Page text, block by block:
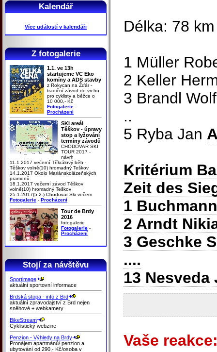
Kalendář
Více událostí v kalendáři
Z fotogalerie
1.1. ve 13h
startujeme VC Eko
komíny a ADS stavby
z Rokycan na Žďár -
tradiční závod do vrchu
pro cyklisty a běžce o
10 000,- Kč
Fotogalerie -
Procházení
SKI areál
Těškov - úpravy
stop a lyžování
termíny závodů
CHODOVAR SKI
TOUR 2017 -
návrh
11.1.2017 večerní Tříkrálový běh -
Těškov volně(10) hromadný Teškov
14.1.2017 Okolo Mariánskolázeňských
pramenů
18.1.2017 večerní závod Těškov
volně(10) hromadný Teškov
25.1.2017(5.2.) Chodovar Ski večern
Fotogalerie - Procházení
Tour de Brdy
2016
fotogalerie
Fotogalerie -
Procházení
Stojí za návštěvu
Sportimage
aktuální sportovní informace
Brdská stopa - info z Brd
aktuální zpravodajství z Brd nejen
sněhové + webkamery
BikeStream
Cyklistický webzine
Penzion - Výhledy na Brdy
Pronájem apartmánů/ penzion a
ubytování od 290,- Kč/osoba v
Délka: 78 km
1 Müller
2 Keller
3 Brandl
..
5 Ryba Jan
Kritérium
Zeit des
1
2 Arndt
3 Geschke
....
13
Vaše